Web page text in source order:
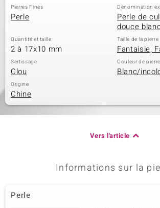
Pierres Fines
Perle
Dénomination
Perle de
douce
Quantité et taille
2 à 17x10 mm
Taille de la pierre
Fantaisie,
Sertissage
Clou
Couleur de pierre
Blanc/
Origine
Chine
Vers l'article
Informations sur la
Perle